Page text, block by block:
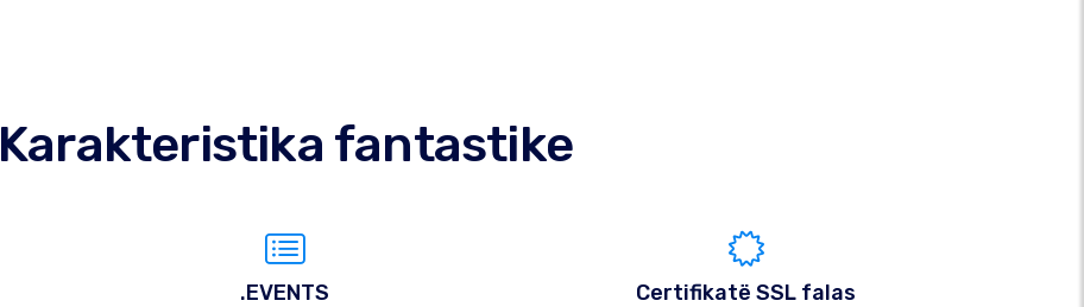
Karakteristika fantastike
.EVENTS Certifikatë SSL falas